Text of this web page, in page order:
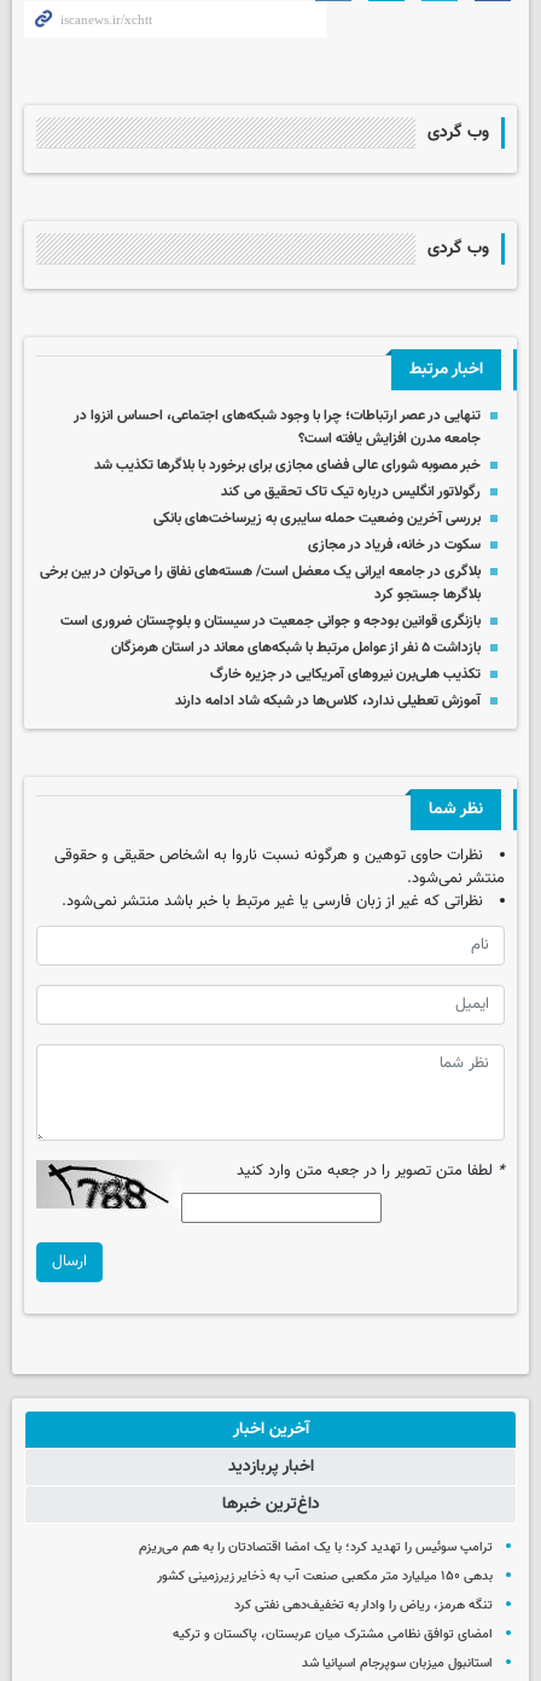
وب گردی
وب گردی
اخبار مرتبط
تنهایی در عصر ارتباطات؛ چرا با وجود شبکه‌های اجتماعی، احساس انزوا در
جامعه مدرن افزایش یافته است؟
خبر مصوبه شورای عالی فضای مجازی برای برخورد با بلاگرها تکذیب شد
رگولاتور انگلیس درباره تیک تاک تحقیق می کند
بررسی آخرین وضعیت حمله سایبری به زیرساخت‌های بانکی
سکوت در خانه، فریاد در مجازی
بلاگری در جامعه ایرانی یک معضل است/ هسته‌های نفاق را می‌توان در بین برخی
بلاگرها جستجو کرد
بازنگری قوانین بودجه و جوانی جمعیت در سیستان و بلوچستان ضروری است
بازداشت ۵ نفر از عوامل مرتبط با شبکه‌های معاند در استان هرمزگان
تکذیب هلی‌برن نیروهای آمریکایی در جزیره خارگ
آموزش تعطیلی ندارد، کلاس‌ها در شبکه شاد ادامه دارند
نظر شما
نظرات حاوی توهین و هرگونه نسبت ناروا به اشخاص حقیقی و حقوقی
منتشر نمی‌شود.
نظراتی که غیر از زبان فارسی یا غیر مرتبط با خبر باشد منتشر نمی‌شود.
* لطفا متن تصویر را در جعبه متن وارد کنید
ارسال
آخرین اخبار
اخبار پربازدید
داغ‌ترین خبرها
ترامپ سوئیس را تهدید کرد؛ با یک امضا اقتصادتان را به هم می‌ریزم
بدهی ۱۵۰ میلیارد متر مکعبی صنعت آب به ذخایر زیرزمینی کشور
تنگه هرمز، ریاض را وادار به تخفیف‌دهی نفتی کرد
امضای توافق نظامی مشترک میان عربستان، پاکستان و ترکیه
استانبول میزبان سوپرجام اسپانیا شد